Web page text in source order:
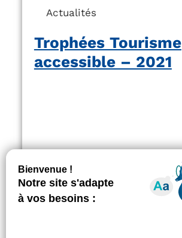
Actualités
Trophées Tourisme
accessible – 2021